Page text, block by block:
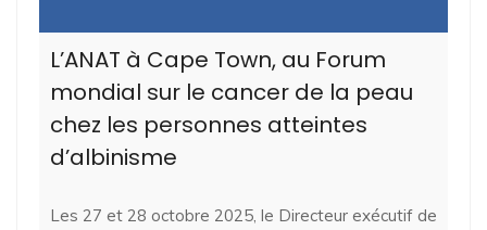
L’ANAT à Cape Town, au Forum
mondial sur le cancer de la peau
chez les personnes atteintes
d’albinisme
Les 27 et 28 octobre 2025, le Directeur exécutif de